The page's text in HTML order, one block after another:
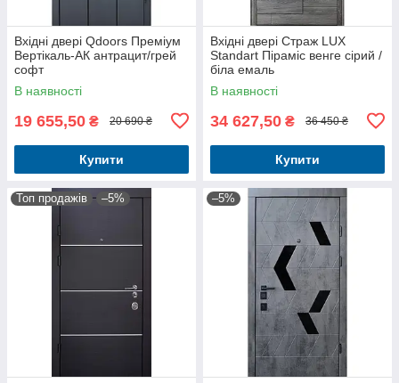
Вхідні двері Qdoors Преміум
Вертікаль-АК антрацит/грей
софт
В наявності
19 655,50 ₴ 20 690 ₴
Купити
Вхідні двері Страж LUX
Standart Піраміс венге сірий /
біла емаль
В наявності
34 627,50 ₴ 36 450 ₴
Купити
Топ продажів –5% –5%